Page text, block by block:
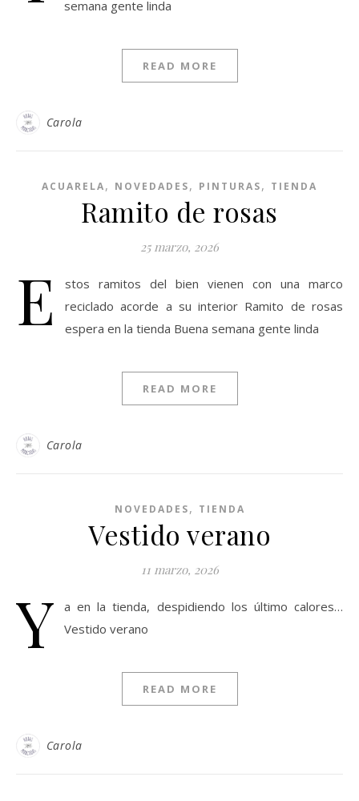
semana gente linda
READ MORE
Carola
ACUARELA, NOVEDADES, PINTURAS, TIENDA
Ramito de rosas
25 marzo, 2026
E
stos ramitos del bien vienen con una marco
reciclado acorde a su interior Ramito de rosas
espera en la tienda Buena semana gente linda
READ MORE
Carola
NOVEDADES, TIENDA
Vestido verano
11 marzo, 2026
Y
a en la tienda, despidiendo los último calores…
Vestido verano
READ MORE
Carola